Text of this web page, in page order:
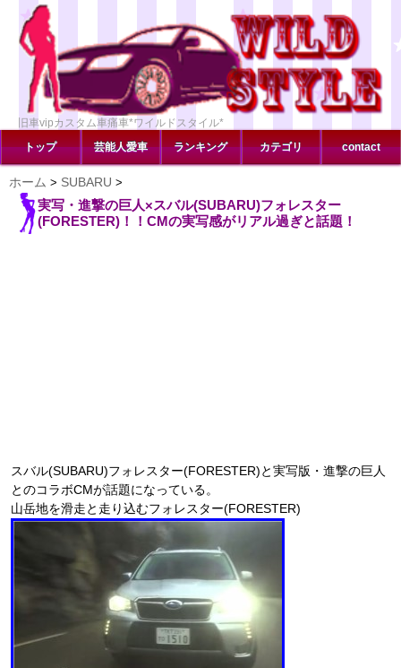
旧車vipカスタム車痛車*ワイルドスタイル*
トップ
芸能人愛車 ランキング カテゴリ contact
ホーム > SUBARU >
実写・進撃の巨人×スバル(SUBARU)フォレスター
(FORESTER)！！CMの実写感がリアル過ぎと話題！
スバル(SUBARU)フォレスター(FORESTER)と実写版・進撃の巨人
とのコラボCMが話題になっている。
山岳地を滑走と走り込むフォレスター(FORESTER)